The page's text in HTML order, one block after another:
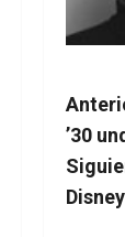
N
a
v
’30